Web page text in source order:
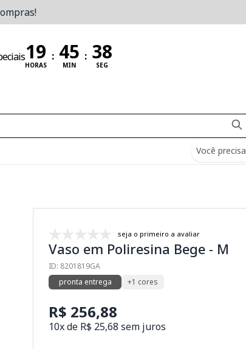
HORAS
:
MIN
:
SEG
Você
seja o primeiro a avaliar
Vaso em Poliresina Bege - M
ID: 8201819GA
pronta entrega
+1 cores
R$ 256,88
10x de R$ 25,68 sem juros